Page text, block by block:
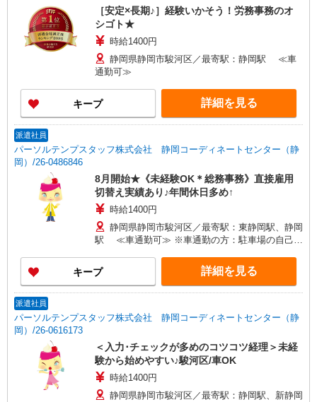
［安定×長期♪］経験いかそう！労務事務のオ
シゴト★
時給1400円
静岡県静岡市駿河区／最寄駅：静岡駅 ≪車
通勤可≫
キープ 詳細を見る
派遣社員
パーソルテンプスタッフ株式会社 静岡コーディネートセンター（静
岡）/26-0486846
8月開始★《未経験OK＊総務事務》直接雇用
切替え実績あり♪年間休日多め↑
時給1400円
静岡県静岡市駿河区／最寄駅：東静岡駅、静岡
駅 ≪車通勤可≫ ※車通勤の方：駐車場の自己手
キープ 詳細を見る
派遣社員
パーソルテンプスタッフ株式会社 静岡コーディネートセンター（静
岡）/26-0616173
＜入力･チェックが多めのコツコツ経理＞未経
験から始めやすい♪駿河区/車OK
時給1400円
静岡県静岡市駿河区／最寄駅：静岡駅、新静岡